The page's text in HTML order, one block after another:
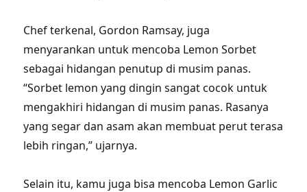
Chef terkenal, Gordon Ramsay, juga
menyarankan untuk mencoba Lemon Sorbet
sebagai hidangan penutup di musim panas.
“Sorbet lemon yang dingin sangat cocok untuk
mengakhiri hidangan di musim panas. Rasanya
yang segar dan asam akan membuat perut terasa
lebih ringan,” ujarnya.
Selain itu, kamu juga bisa mencoba Lemon Garlic